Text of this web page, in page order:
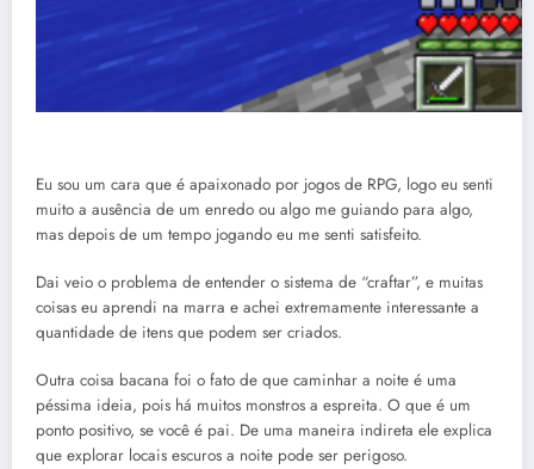
Eu sou um cara que é apaixonado por jogos de RPG, logo eu senti
muito a ausência de um enredo ou algo me guiando para algo,
mas depois de um tempo jogando eu me senti satisfeito.
Dai veio o problema de entender o sistema de “craftar”, e muitas
coisas eu aprendi na marra e achei extremamente interessante a
quantidade de itens que podem ser criados.
Outra coisa bacana foi o fato de que caminhar a noite é uma
péssima ideia, pois há muitos monstros a espreita. O que é um
ponto positivo, se você é pai. De uma maneira indireta ele explica
que explorar locais escuros a noite pode ser perigoso.